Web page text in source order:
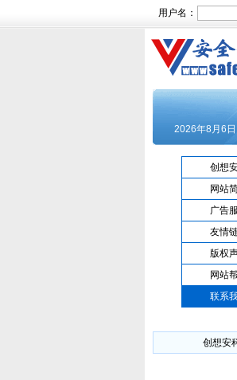
用户名：
创想
网站
广告
友情
版权
网站
联系
创想安